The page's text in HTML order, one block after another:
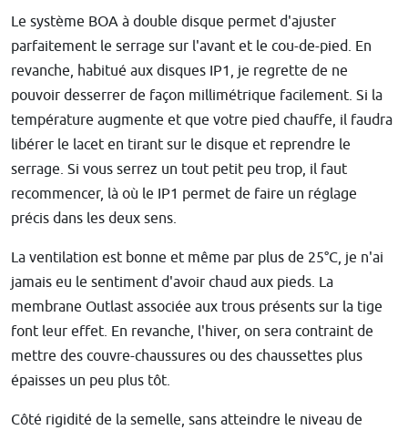
Le système BOA à double disque permet d'ajuster
parfaitement le serrage sur l'avant et le cou-de-pied. En
revanche, habitué aux disques IP1, je regrette de ne
pouvoir desserrer de façon millimétrique facilement. Si la
température augmente et que votre pied chauffe, il faudra
libérer le lacet en tirant sur le disque et reprendre le
serrage. Si vous serrez un tout petit peu trop, il faut
recommencer, là où le IP1 permet de faire un réglage
précis dans les deux sens.
La ventilation est bonne et même par plus de 25°C, je n'ai
jamais eu le sentiment d'avoir chaud aux pieds. La
membrane Outlast associée aux trous présents sur la tige
font leur effet. En revanche, l'hiver, on sera contraint de
mettre des couvre-chaussures ou des chaussettes plus
épaisses un peu plus tôt.
Côté rigidité de la semelle, sans atteindre le niveau de